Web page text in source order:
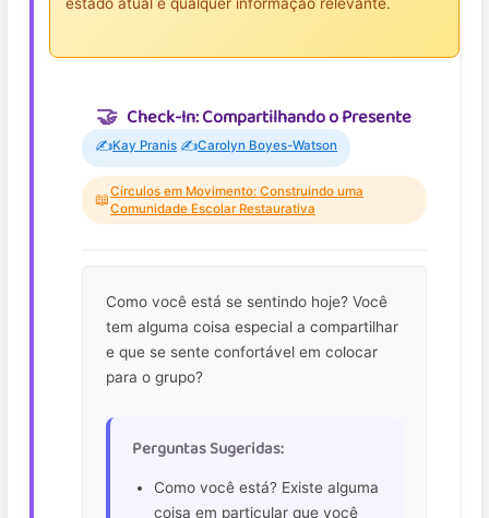
Check-In: Compartilhando o Presente
✍️Kay Pranis ✍️Carolyn Boyes-Watson
📖Círculos em Movimento: Construindo uma
Comunidade Escolar Restaurativa
Como você está se sentindo hoje? Você
tem alguma coisa especial a compartilhar
e que se sente confortável em colocar
para o grupo?
Perguntas Sugeridas:
Como você está? Existe alguma
coisa em particular que você